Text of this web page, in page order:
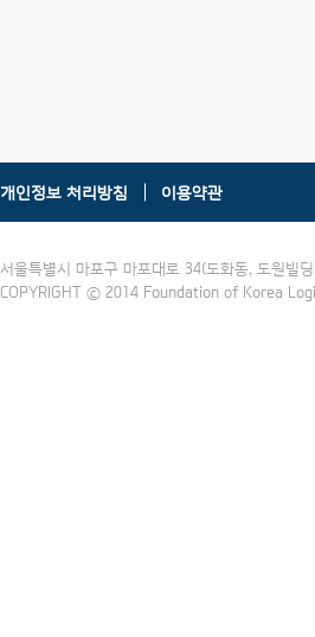
개인정보 처리방침 이용약관
서울특별시 마포구 마포대로 34(도화동, 도원
COPYRIGHT ⓒ 2014 Foundation of Korea